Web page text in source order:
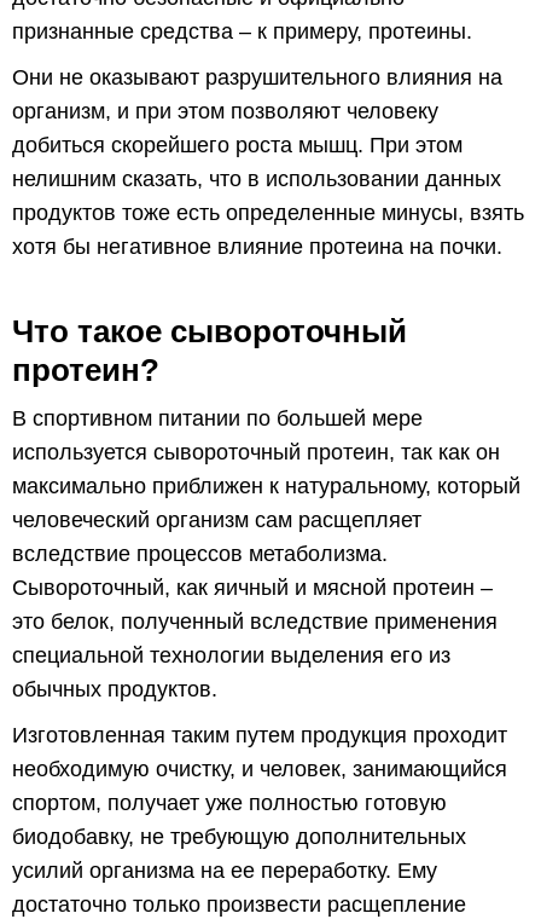
признанные средства – к примеру, протеины.
Они не оказывают разрушительного влияния на
организм, и при этом позволяют человеку
добиться скорейшего роста мышц. При этом
нелишним сказать, что в использовании данных
продуктов тоже есть определенные минусы, взять
хотя бы негативное влияние протеина на почки.
Что такое сывороточный
протеин?
В спортивном питании по большей мере
используется сывороточный протеин, так как он
максимально приближен к натуральному, который
человеческий организм сам расщепляет
вследствие процессов метаболизма.
Сывороточный, как яичный и мясной протеин –
это белок, полученный вследствие применения
специальной технологии выделения его из
обычных продуктов.
Изготовленная таким путем продукция проходит
необходимую очистку, и человек, занимающийся
спортом, получает уже полностью готовую
биодобавку, не требующую дополнительных
усилий организма на ее переработку. Ему
достаточно только произвести расщепление